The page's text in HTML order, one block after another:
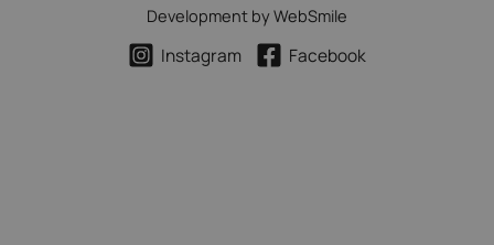
Development byWebSmile
Instagram Facebook